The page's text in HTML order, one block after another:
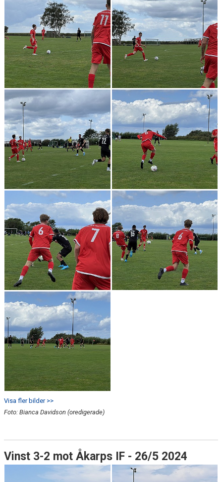
Visa fler bilder >>
Foto: Bianca Davidson (oredigerade)
Vinst 3-2 mot Åkarps IF - 26/5 2024